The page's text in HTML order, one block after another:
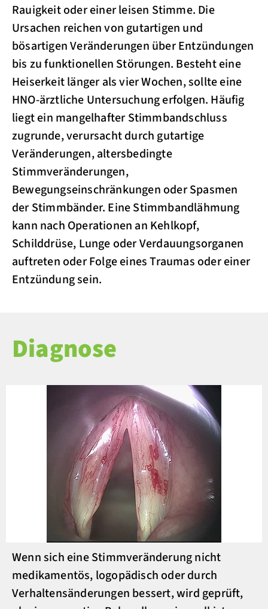
Rauigkeit oder einer leisen Stimme. Die
Ursachen reichen von gutartigen und
bösartigen Veränderungen über Entzündungen
bis zu funktionellen Störungen. Besteht eine
Heiserkeit länger als vier Wochen, sollte eine
HNO-ärztliche Untersuchung erfolgen. Häufig
liegt ein mangelhafter Stimmbandschluss
zugrunde, verursacht durch gutartige
Veränderungen, altersbedingte
Stimmveränderungen,
Bewegungseinschränkungen oder Spasmen
der Stimmbänder. Eine Stimmbandlähmung
kann nach Operationen an Kehlkopf,
Schilddrüse, Lunge oder Verdauungsorganen
auftreten oder Folge eines Traumas oder einer
Entzündung sein.
Diagnose
Wenn sich eine Stimmveränderung nicht
medikamentös, logopädisch oder durch
Verhaltensänderungen bessert, wird geprüft,